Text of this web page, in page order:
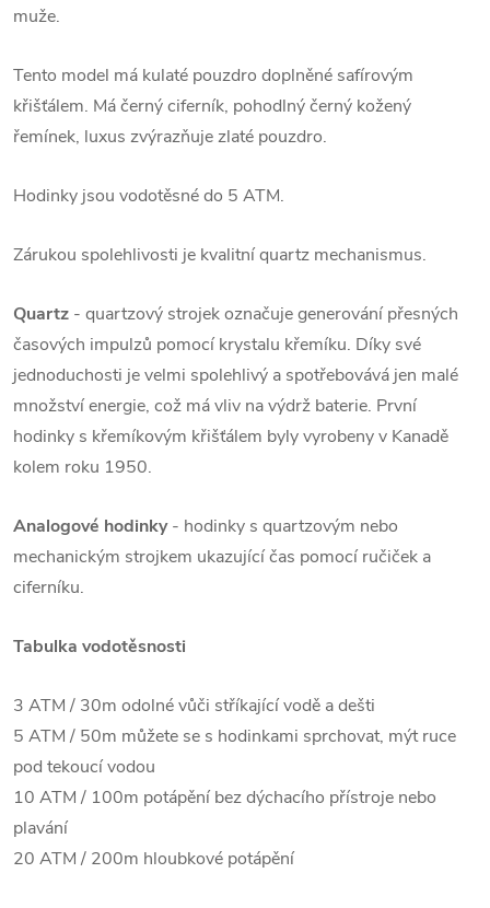
muže.
Tento model má kulaté pouzdro doplněné safírovým
křišťálem. Má černý ciferník, pohodlný černý kožený
řemínek, luxus zvýrazňuje zlaté pouzdro.
Hodinky jsou vodotěsné do 5 ATM.
Zárukou spolehlivosti je kvalitní quartz mechanismus.
Quartz - quartzový strojek označuje generování přesných
časových impulzů pomocí krystalu křemíku. Díky své
jednoduchosti je velmi spolehlivý a spotřebovává jen malé
množství energie, což má vliv na výdrž baterie. První
hodinky s křemíkovým křišťálem byly vyrobeny v Kanadě
kolem roku 1950.
Analogové hodinky- hodinky s quartzovým nebo
mechanickým strojkem ukazující čas pomocí ručiček a
ciferníku.
Tabulka vodotěsnosti
3 ATM / 30m odolné vůči stříkající vodě a dešti
5 ATM / 50m můžete se s hodinkami sprchovat, mýt ruce
pod tekoucí vodou
10 ATM / 100m potápění bez dýchacího přístroje nebo
plavání
20 ATM / 200m hloubkové potápění